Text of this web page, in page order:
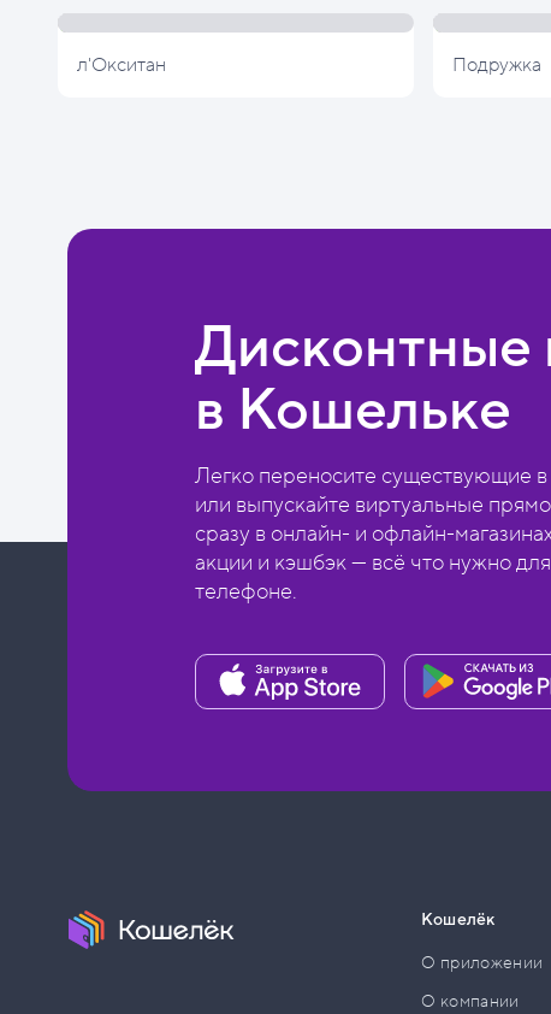
л'Окситан Подружка
Дисконтные
в Кошельке
Легко переносите существующие
или выпускайте виртуальные
сразу в онлайн- и офлайн-
акции и кэшбэк — всё что нужно
телефоне.
Кошелёк
О приложении
О компании